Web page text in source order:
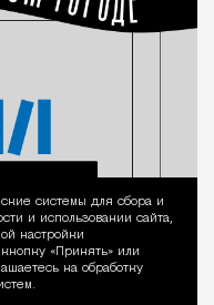
системы для сбора и
и использовании сайта,
настройки
«Принять» или
на обработку